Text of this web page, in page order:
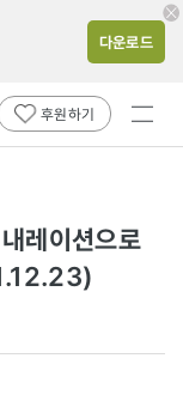
다운로드
후원하기
전체
레이션으로